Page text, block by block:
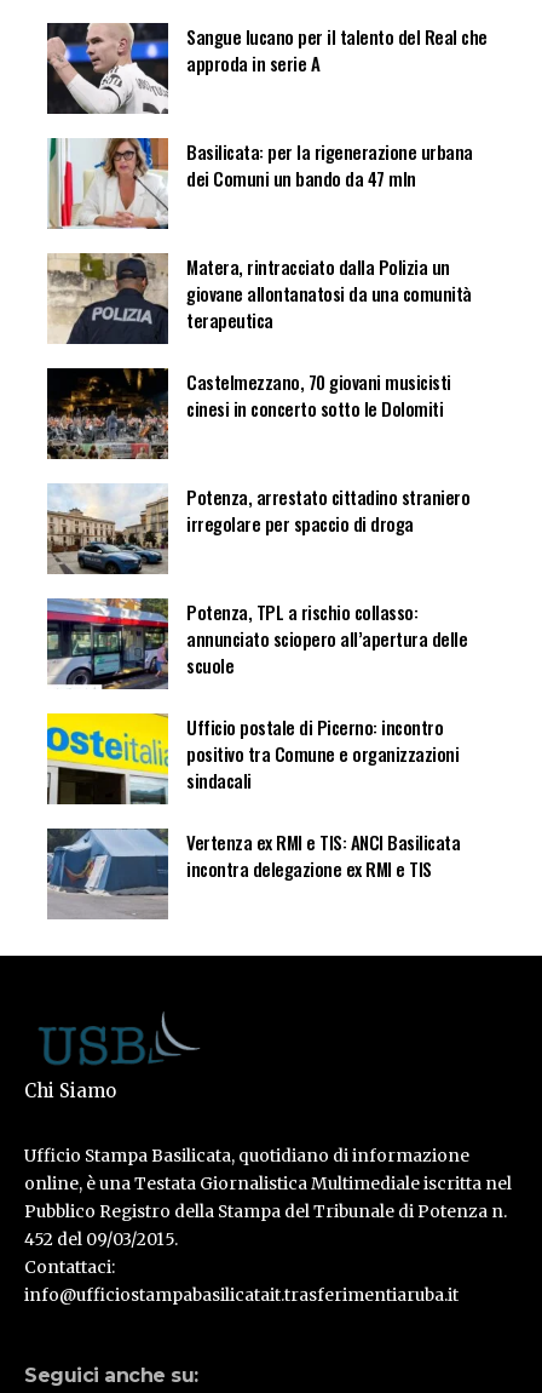
Sangue lucano per il talento del Real che
approda in serie A
Basilicata: per la rigenerazione urbana
dei Comuni un bando da 47 mln
Matera, rintracciato dalla Polizia un
giovane allontanatosi da una comunità
terapeutica
Castelmezzano, 70 giovani musicisti
cinesi in concerto sotto le Dolomiti
Potenza, arrestato cittadino straniero
irregolare per spaccio di droga
Potenza, TPL a rischio collasso:
annunciato sciopero all’apertura delle
scuole
Ufficio postale di Picerno: incontro
positivo tra Comune e organizzazioni
sindacali
Vertenza ex RMI e TIS: ANCI Basilicata
incontra delegazione ex RMI e TIS
Chi Siamo
Ufficio Stampa Basilicata, quotidiano di informazione
online, è una Testata Giornalistica Multimediale iscritta nel
Pubblico Registro della Stampa del Tribunale di Potenza n.
452 del 09/03/2015.
Contattaci:
info@ufficiostampabasilicatait.trasferimentiaruba.it
Seguici anche su: